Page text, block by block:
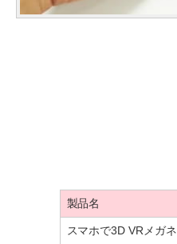
製品名
スマホで3D VRメガネ